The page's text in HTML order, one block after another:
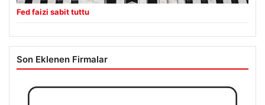
Fed faizi sabit tuttu
Son Eklenen Firmalar